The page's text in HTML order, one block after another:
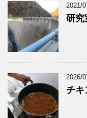
2021/
研究
2026/
チキ